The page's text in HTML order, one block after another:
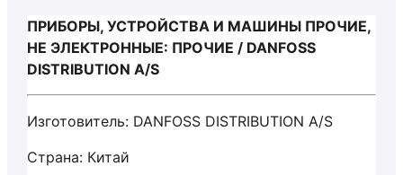
ПРИБОРЫ, УСТРОЙСТВА И МАШИНЫ ПРОЧИЕ,
НЕ ЭЛЕКТРОННЫЕ: ПРОЧИЕ / DANFOSS
DISTRIBUTION A/S
Изготовитель: DANFOSS DISTRIBUTION A/S
Страна: Китай